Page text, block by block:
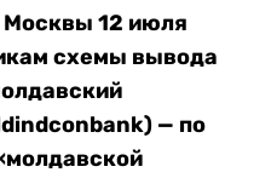
Москвы 12 июля
схемы вывода
— по